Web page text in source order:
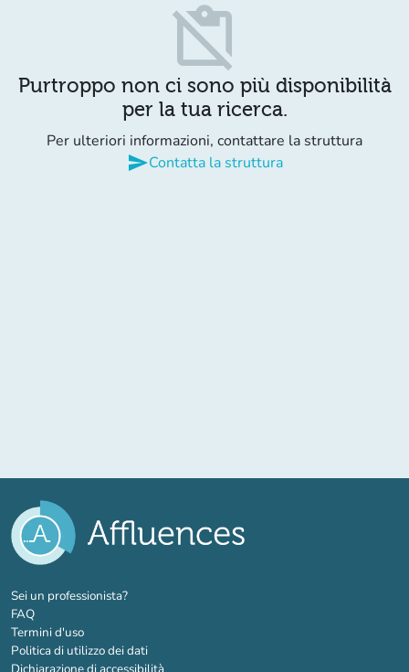
content_paste_off
Purtroppo non ci sono più disponibilità
per la tua ricerca.
Per ulteriori informazioni, contattare la struttura
sendContatta la struttura
Sei un professionista?(nuova scheda)
FAQ
Termini d'uso
Politica di utilizzo dei dati